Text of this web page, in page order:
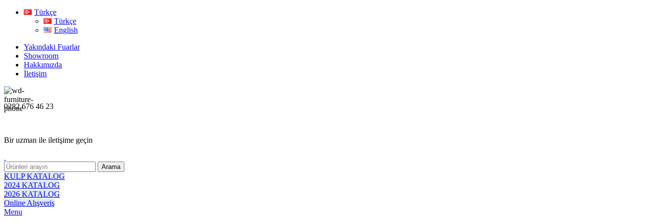
Türkçe
Türkçe
English
Yakındaki Fuarlar
Showroom
Hakkımızda
İletişim
0282 676 46 23
Bir uzman ile iletişime geçin
Arama
KULP KATALOG
2024 KATALOG
2026 KATALOG
Online Alışveriş
Menu